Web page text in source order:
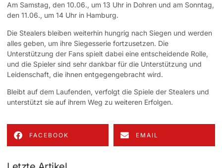
Am Samstag, den 10.06., um 13 Uhr in Dohren und am Sonntag,
den 11.06., um 14 Uhr in Hamburg.
Die Stealers bleiben weiterhin hungrig nach Siegen und werden
alles geben, um ihre Siegesserie fortzusetzen. Die
Unterstützung der Fans spielt dabei eine entscheidende Rolle,
und die Spieler sind sehr dankbar für die Unterstützung und
Leidenschaft, die ihnen entgegengebracht wird.
Bleibt auf dem Laufenden, verfolgt die Spiele der Stealers und
unterstützt sie auf ihrem Weg zu weiteren Erfolgen.
FACEBOOK EMAIL